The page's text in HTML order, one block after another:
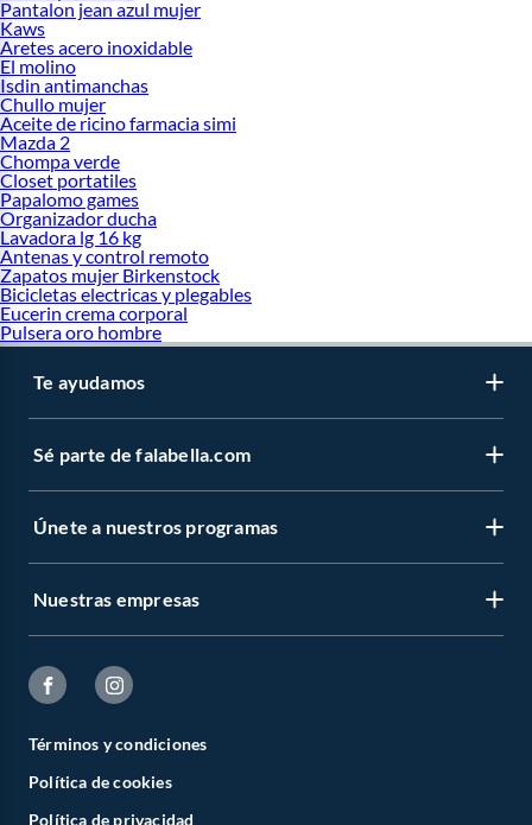
Pantalon jean azul mujer
Kaws
Aretes acero inoxidable
El molino
Isdin antimanchas
Chullo mujer
Aceite de ricino farmacia simi
Mazda 2
Chompa verde
Closet portatiles
Papalomo games
Organizador ducha
Lavadora lg 16 kg
Antenas y control remoto
Zapatos mujer Birkenstock
Bicicletas electricas y plegables
Eucerin crema corporal
Pulsera oro hombre
Te ayudamos
Sé parte de falabella.com
Únete a nuestros programas
Nuestras empresas
Términos y condiciones
Política de cookies
Política de privacidad